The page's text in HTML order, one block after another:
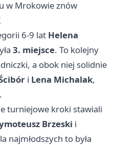
w Mrokowie znów
6-9 lat Helena
3. miejsce. To kolejny
a obok niej solidnie
i Lena Michalak,
turniejowe kroki stawiali
Brzeski i
najmłodszych to była